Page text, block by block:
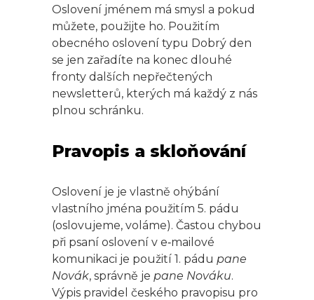
Oslovení jménem má smysl a pokud
můžete, použijte ho. Použitím
obecného oslovení typu Dobrý den
se jen zařadíte na konec dlouhé
fronty dalších nepřečtených
newsletterů, kterých má každý z nás
plnou schránku.
Pravopis a skloňování
Oslovení je je vlastně ohýbání
vlastního jména použitím 5. pádu
(oslovujeme, voláme). Častou chybou
při psaní oslovení v e‑mailové
komunikaci je použití 1. pádu pane
Novák, správně je pane Nováku.
Výpis pravidel českého pravopisu pro